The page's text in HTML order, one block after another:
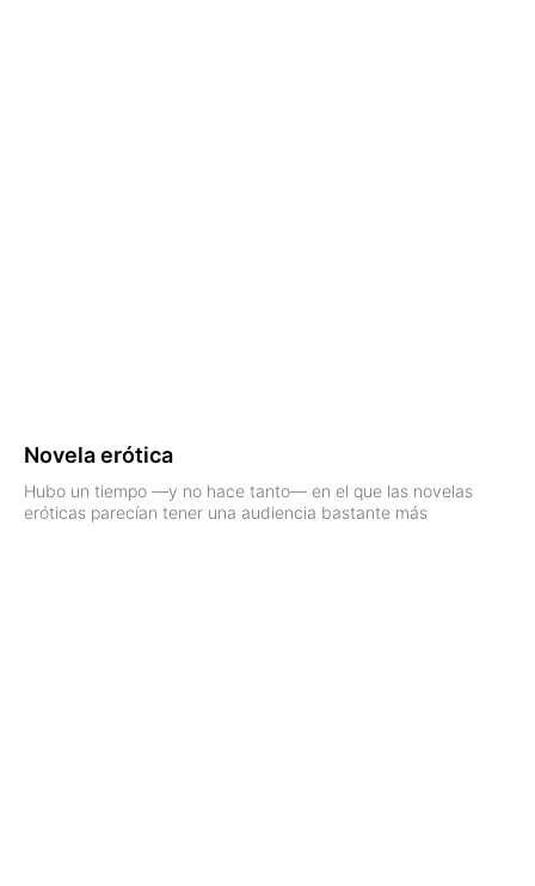
Novela erótica
Hubo un tiempo —y no hace tanto— en el que las novelas
eróticas parecían tener una audiencia bastante más